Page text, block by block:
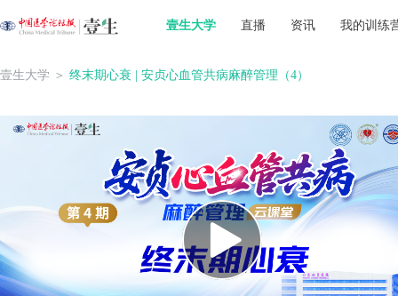
壹生大学 直播 资讯 我的训练
壹生大学 ＞ 终末期心衰 | 安贞心血管共病麻醉管理（4）